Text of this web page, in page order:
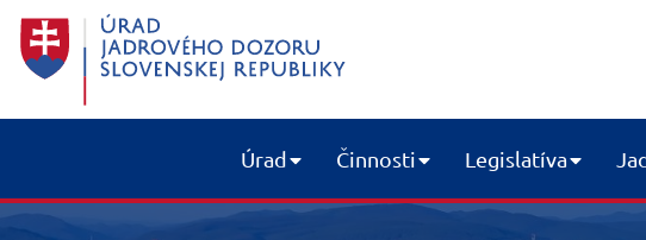
Úrad Činnosti Legislatíva